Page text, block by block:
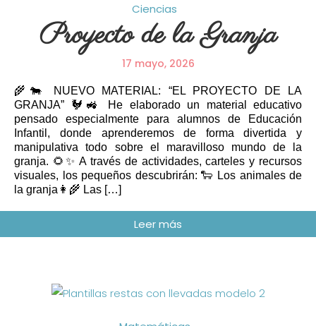
Ciencias
Proyecto de la Granja
17 mayo, 2026
🌾🐄 NUEVO MATERIAL: “EL PROYECTO DE LA
GRANJA” 🐓🚜 He elaborado un material educativo
pensado especialmente para alumnos de Educación
Infantil, donde aprenderemos de forma divertida y
manipulativa todo sobre el maravilloso mundo de la
granja. 🌻✨ A través de actividades, carteles y recursos
visuales, los pequeños descubrirán: 🐑 Los animales de
la granja👩‍🌾 Las […]